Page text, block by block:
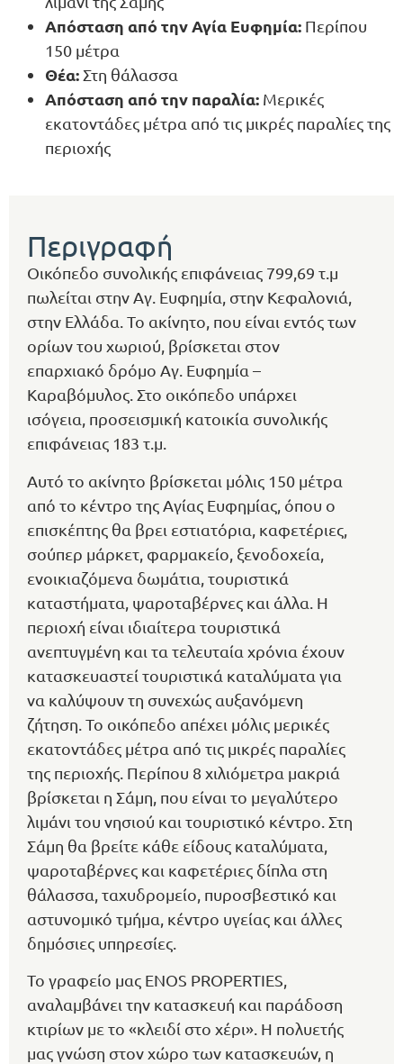
Απόσταση από την Αγία Ευφημία: Περίπου
150 μέτρα
Θέα: Στη θάλασσα
Απόσταση από την παραλία: Μερικές
εκατοντάδες μέτρα από τις μικρές παραλίες της
περιοχής
Περιγραφή
Οικόπεδο συνολικής επιφάνειας 799,69 τ.μ
πωλείται στην Αγ. Ευφημία, στην Κεφαλονιά,
στην Ελλάδα. Το ακίνητο, που είναι εντός των
ορίων του χωριού, βρίσκεται στον
επαρχιακό δρόμο Αγ. Ευφημία –
Καραβόμυλος. Στο οικόπεδο υπάρχει
ισόγεια, προσεισμική κατοικία συνολικής
επιφάνειας 183 τ.μ.
Αυτό το ακίνητο βρίσκεται μόλις 150 μέτρα
από το κέντρο της Αγίας Ευφημίας, όπου ο
επισκέπτης θα βρει εστιατόρια, καφετέριες,
σούπερ μάρκετ, φαρμακείο, ξενοδοχεία,
ενοικιαζόμενα δωμάτια, τουριστικά
καταστήματα, ψαροταβέρνες και άλλα. Η
περιοχή είναι ιδιαίτερα τουριστικά
ανεπτυγμένη και τα τελευταία χρόνια έχουν
κατασκευαστεί τουριστικά καταλύματα για
να καλύψουν τη συνεχώς αυξανόμενη
ζήτηση. Το οικόπεδο απέχει μόλις μερικές
εκατοντάδες μέτρα από τις μικρές παραλίες
της περιοχής. Περίπου 8 χιλιόμετρα μακριά
βρίσκεται η Σάμη, που είναι το μεγαλύτερο
λιμάνι του νησιού και τουριστικό κέντρο. Στη
Σάμη θα βρείτε κάθε είδους καταλύματα,
ψαροταβέρνες και καφετέριες δίπλα στη
θάλασσα, ταχυδρομείο, πυροσβεστικό και
αστυνομικό τμήμα, κέντρο υγείας και άλλες
δημόσιες υπηρεσίες.
Το γραφείο μας ENOS PROPERTIES,
αναλαμβάνει την κατασκευή και παράδοση
κτιρίων με το «κλειδί στο χέρι». Η πολυετής
μας γνώση στον χώρο των κατασκευών, η